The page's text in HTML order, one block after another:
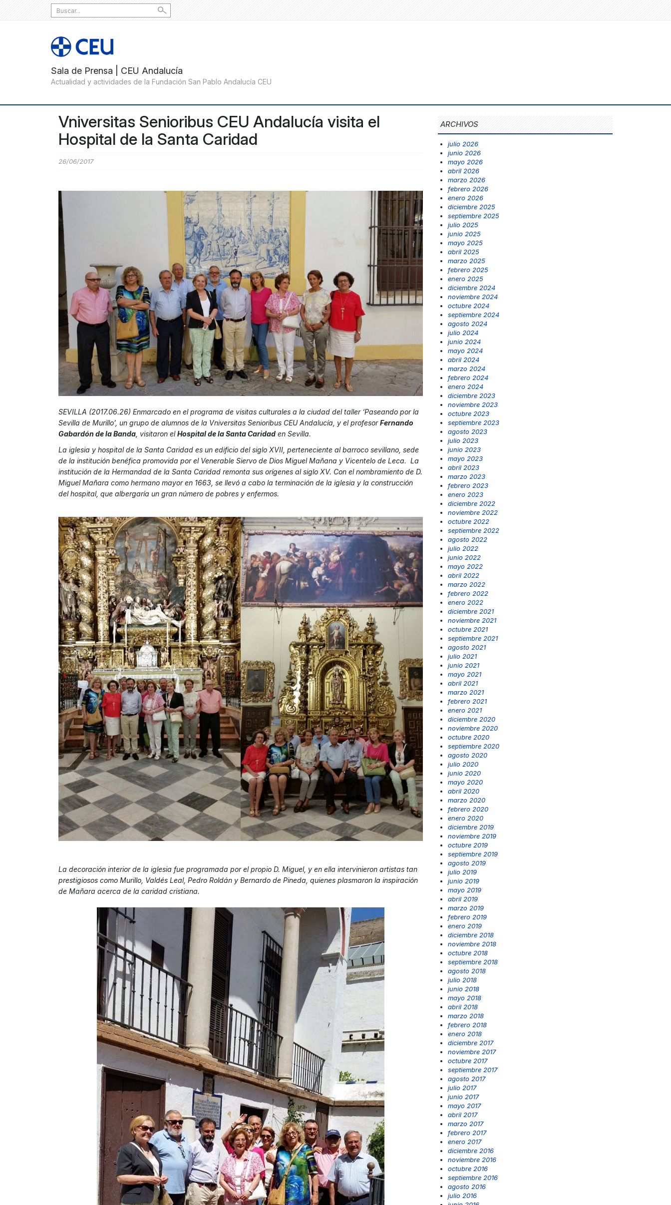
Search
for:
Vniversitas Senioribus CEU Andalucía visita el
Hospital de la Santa Caridad
26/06/2017
SEVILLA (2017.06.26) Enmarcado en el programa de visitas culturales a la ciudad del taller ‘Paseando por la
Sevilla de Murillo’, un grupo de alumnos de la Vniversitas Senioribus CEU Andalucía, y el profesorFernando
Gabardón de la Banda , visitaron elHospital de la Santa Caridad en Sevilla.
La iglesia y hospital de la Santa Caridad es un edificio del siglo XVII, perteneciente al barroco sevillano, sede
de la institución benéfica promovida por el Venerable Siervo de Dios Miguel Mañana y Vicentelo de Leca. La
institución de la Hermandad de la Santa Caridad remonta sus orígenes al siglo XV. Con el nombramiento de D.
Miguel Mañara como hermano mayor en 1663, se llevó a cabo la terminación de la iglesia y la construcción
del hospital, que albergaría un gran número de pobres y enfermos.
La decoración interior de la iglesia fue programada por el propio D. Miguel, y en ella intervinieron artistas tan
prestigiosos como Murillo, Valdés Leal, Pedro Roldán y Bernardo de Pineda, quienes plasmaron la inspiración
de Mañara acerca de la caridad cristiana.
ARCHIVOS
julio 2026
junio 2026
mayo 2026
abril 2026
marzo 2026
febrero 2026
enero 2026
diciembre 2025
septiembre 2025
julio 2025
junio 2025
mayo 2025
abril 2025
marzo 2025
febrero 2025
enero 2025
diciembre 2024
noviembre 2024
octubre 2024
septiembre 2024
agosto 2024
julio 2024
junio 2024
mayo 2024
abril 2024
marzo 2024
febrero 2024
enero 2024
diciembre 2023
noviembre 2023
octubre 2023
septiembre 2023
agosto 2023
julio 2023
junio 2023
mayo 2023
abril 2023
marzo 2023
febrero 2023
enero 2023
diciembre 2022
noviembre 2022
octubre 2022
septiembre 2022
agosto 2022
julio 2022
junio 2022
mayo 2022
abril 2022
marzo 2022
febrero 2022
enero 2022
diciembre 2021
noviembre 2021
octubre 2021
septiembre 2021
agosto 2021
julio 2021
junio 2021
mayo 2021
abril 2021
marzo 2021
febrero 2021
enero 2021
diciembre 2020
noviembre 2020
octubre 2020
septiembre 2020
agosto 2020
julio 2020
junio 2020
mayo 2020
abril 2020
marzo 2020
febrero 2020
enero 2020
diciembre 2019
noviembre 2019
octubre 2019
septiembre 2019
agosto 2019
julio 2019
junio 2019
mayo 2019
abril 2019
marzo 2019
febrero 2019
enero 2019
diciembre 2018
noviembre 2018
octubre 2018
septiembre 2018
agosto 2018
julio 2018
junio 2018
mayo 2018
abril 2018
marzo 2018
febrero 2018
enero 2018
diciembre 2017
noviembre 2017
octubre 2017
septiembre 2017
agosto 2017
julio 2017
junio 2017
mayo 2017
abril 2017
marzo 2017
febrero 2017
enero 2017
diciembre 2016
noviembre 2016
octubre 2016
septiembre 2016
agosto 2016
julio 2016